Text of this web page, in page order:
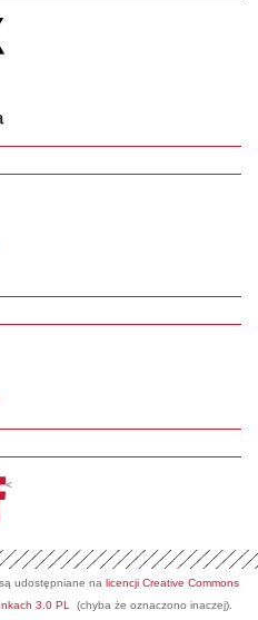
<
udostępniane na licencji Creative Commons
3.0 PL
(chyba że oznaczono inaczej).